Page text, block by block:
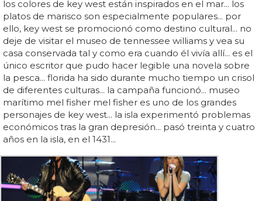
los colores de key west están inspirados en el mar... los
platos de marisco son especialmente populares... por
ello, key west se promocionó como destino cultural... no
deje de visitar el museo de tennessee williams y vea su
casa conservada tal y como era cuando él vivía allí... es el
único escritor que pudo hacer legible una novela sobre
la pesca... florida ha sido durante mucho tiempo un crisol
de diferentes culturas... la campaña funcionó... museo
marítimo mel fisher mel fisher es uno de los grandes
personajes de key west... la isla experimentó problemas
económicos tras la gran depresión... pasó treinta y cuatro
años en la isla, en el 1431...